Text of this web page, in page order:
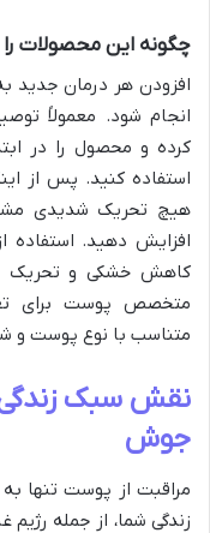
چگونه این محصولات
افزودن هر درمان جدید
انجام شود. معمولاً
کرده و محصول را در
استفاده کنید. پس از
هیچ تحریک شدیدی
افزایش دهید. استفاده
کاهش خشکی و تحریک
متخصص پوست برای
متناسب با نوع پوست و
نقش سبک زندگی
جوش
مراقبت از پوست تنها
زندگی شما، از جمله